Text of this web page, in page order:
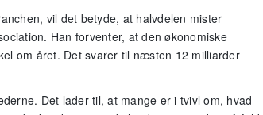
vil det betyde, at halvdelen mister
Han forventer, at den økonomiske
om året. Det svarer til næsten 12 milliarder
Det lader til, at mange er i tvivl om, hvad